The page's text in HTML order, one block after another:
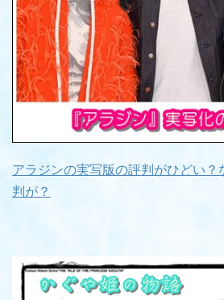
アラジンの実写版の評判がひどい？
判が？